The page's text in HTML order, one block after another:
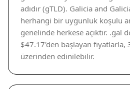
adıdır (gTLD). Galicia and
herhangi bir uygunluk koşulu
genelinde herkese açıktır. .gal
$47.17'den başlayan fiyatlarla,
üzerinden edinilebilir.